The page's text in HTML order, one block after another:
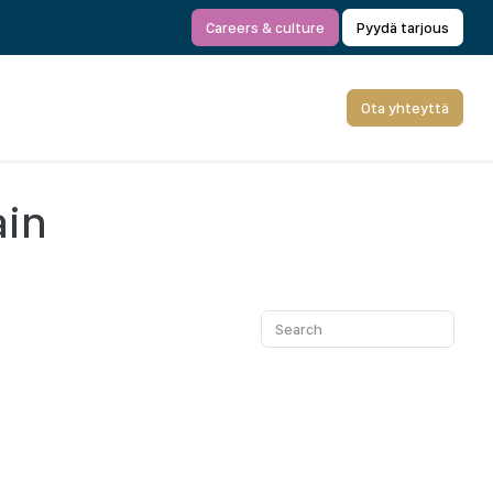
Careers & culture Pyydä tarjous
Ota yhteyttä